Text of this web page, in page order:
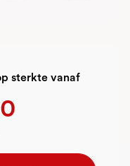
sterkte vanaf